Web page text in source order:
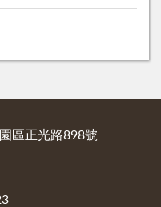
區正光路898號